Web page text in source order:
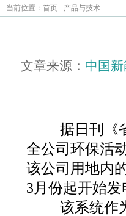
当前位置： 首页 - 产品与技术
文章来源： 中国
据日刊《
全公司环保活
该公司用地内
3月份起开始发
该系统作